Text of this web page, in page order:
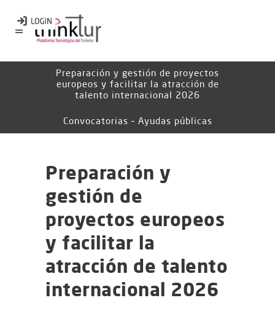
Preparación y gestión de proyectos
europeos y facilitar la atracción de
talento internacional 2026
Convocatorias – Ayudas públicas
Preparación y
gestión de
proyectos europeos
y facilitar la
atracción de talento
internacional 2026